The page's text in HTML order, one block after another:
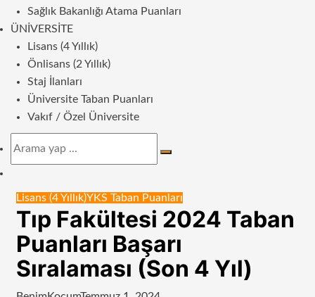
Sağlık Bakanlığı Atama Puanları
ÜNIVERSITE
Lisans (4 Yıllık)
Önlisans (2 Yıllık)
Staj İlanları
Üniversite Taban Puanları
Vakıf / Özel Üniversite
Arama
görünümü
Lisans (4 Yıllık)YKS Taban Puanları
Tıp Fakültesi 2024 Taban
Puanları Başarı
Sıralaması (Son 4 Yıl)